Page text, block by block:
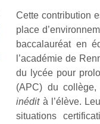
Cette contribution
place
baccalauréat en
l’académie de
du lycée pour
(APC) du
inédità l’élève.
situations